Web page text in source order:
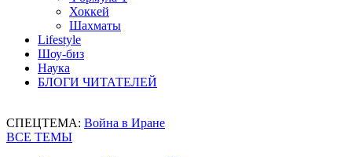
Хоккей
Шахматы
Lifestyle
Шоу-биз
Наука
БЛОГИ ЧИТАТЕЛЕЙ
СПЕЦТЕМА: Война в Иране
ВСЕ ТЕМЫ